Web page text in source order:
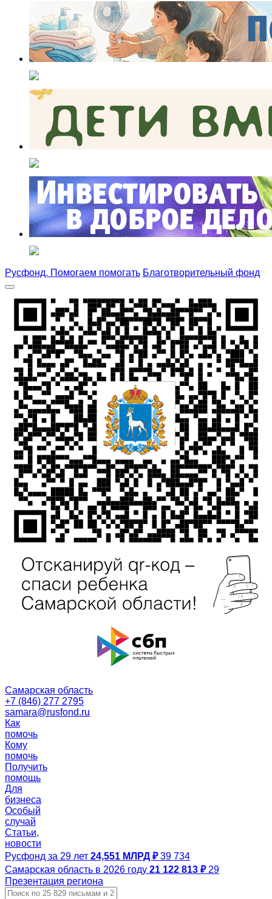
Русфонд. Помогаем помогать Благотворительный фонд
Самарская область
+7 (846) 277 2795
samara@rusfond.ru
Как
помочь
Кому
помочь
Получить
помощь
Для
бизнеса
Особый
случай
Статьи,
новости
Русфонд за 29 лет 24,551 МЛРД ₽ 39 734
Самарская область в 2026 году 21 122 813 ₽ 29
Презентация региона